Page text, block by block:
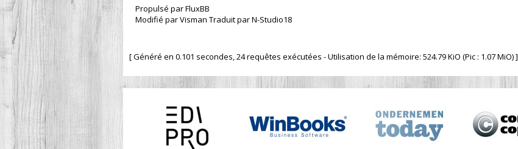
Propulsé par FluxBB
Modifié par Visman Traduit par N-Studio18
[ Généré en 0.101 secondes, 24 requêtes exécutées - Utilisation de la mémoire: 524.79 KiO (Pic : 1.07 MiO) ]